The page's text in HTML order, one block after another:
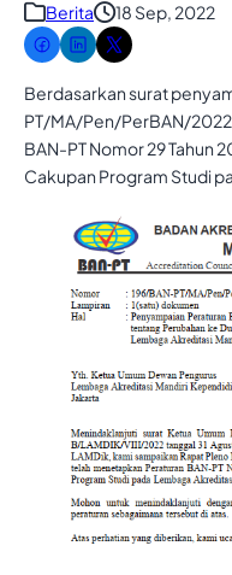
Berita 18 Sep, 2022
Berdasarkan surat
PT/MA/Pen/PerBAN/
BAN-PT Nomor 29 Tahun
Cakupan Program Studi